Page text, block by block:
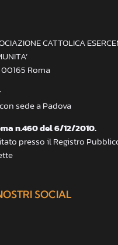
CATTOLICA
Roma
sede a Padova
n.460 del 6/12/2010.
presso il Registro
SOCIAL